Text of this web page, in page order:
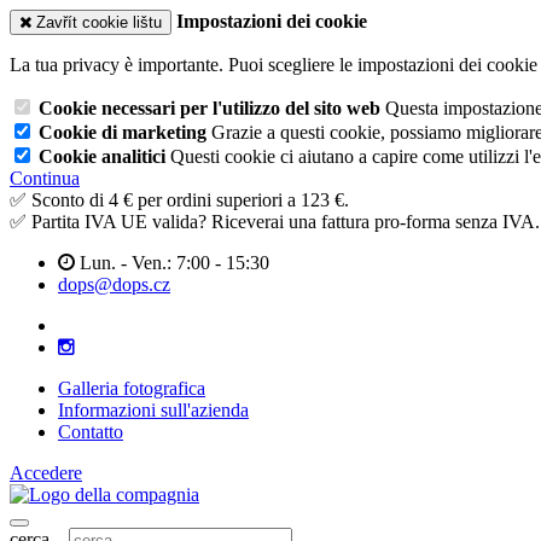
Zavřít cookie lištu Impostazioni dei cookie
La tua privacy è importante. Puoi scegliere le impostazioni dei
Cookie necessari per l'utilizzo del sito web Questa
Cookie di marketing Grazie a questi cookie, possiamo
Cookie analitici Questi cookie ci aiutano a capire come utilizzi
Continua
✅ Sconto di 4 € per ordini superiori a 123 €.
✅ Partita IVA UE valida? Riceverai una fattura pro-forma senza IVA.
Lun. - Ven.: 7:00 - 15:30
dops@dops.cz
Galleria fotografica
Informazioni sull'azienda
Contatto
Accedere